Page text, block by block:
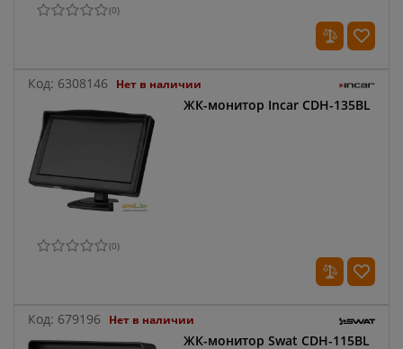
(0)
Код: 6308146 Нет в наличии
ЖК-монитор Incar CDH-135BL
(0)
Код: 679196 Нет в наличии
ЖК-монитор Swat CDH-115BL